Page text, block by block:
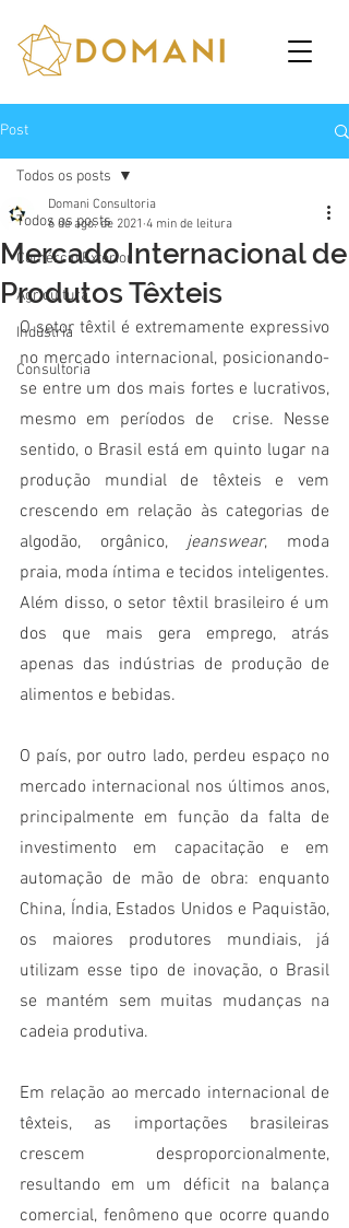
Post
Todos os posts
Comércio Exterior
Agricultura
Indústria
Consultoria
Todos os posts
Mercado Internacional de
Produtos Têxteis
Domani Consultoria
6 de ago. de 2021 4 min de leitura
O setor têxtil é extremamente expressivo
no mercado internacional, posicionando-
se entre um dos mais fortes e lucrativos,
mesmo em períodos de  crise. Nesse
sentido, o Brasil está em quinto lugar na
produção mundial de têxteis e vem
crescendo em relação às categorias de
algodão, orgânico, jeanswear, moda
praia, moda íntima e tecidos inteligentes.
Além disso, o setor têxtil brasileiro é um
dos que mais gera emprego, atrás
apenas das indústrias de produção de
alimentos e bebidas.
O país, por outro lado, perdeu espaço no
mercado internacional nos últimos anos,
principalmente em função da falta de
investimento em capacitação e em
automação de mão de obra: enquanto
China, Índia, Estados Unidos e Paquistão,
os maiores produtores mundiais, já
utilizam esse tipo de inovação, o Brasil
se mantém sem muitas mudanças na
cadeia produtiva.
Em relação ao mercado internacional de
têxteis, as importações brasileiras
crescem desproporcionalmente,
resultando em um déficit na balança
comercial, fenômeno que ocorre quando